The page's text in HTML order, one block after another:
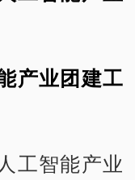
产业团建工
工智能产业